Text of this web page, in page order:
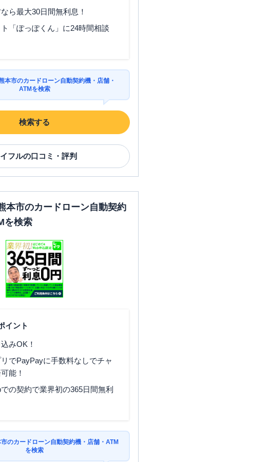
ら最大30日間無利息！
「ぽっぽくん」に24時間相談
本市のカードローン自動契約機・店舗・
ATMを検索
検索する
フルの口コミ・評判
本市のカードローン自動契約
を検索
イント
みOK！
でPayPayに手数料なしでチャ
能！
の契約で業界初の365日間無利
のカードローン自動契約機・店舗・ATM
を検索